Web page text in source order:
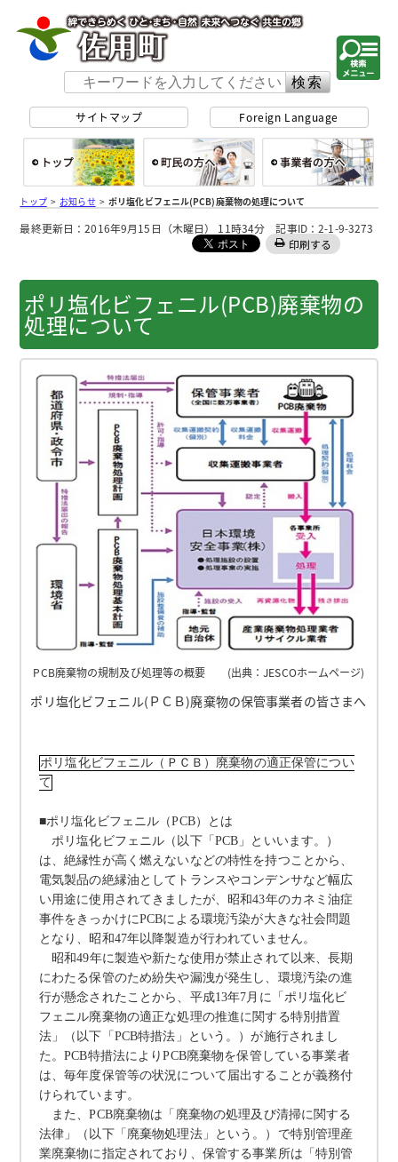
サイトマップ Foreign Language
総合トップ 町民の方へ
トップ> お知らせ>ポリ塩化ビフェニル(PCB)廃棄物の処理について
最終更新日：2016年9月15日（木曜日） 11時34分 記事ID：2-1-9-3273
印刷する
ポリ塩化ビフェニル(PCB)廃棄物の
処理について
PCB廃棄物の規制及び処理等の概要 (出典：JESCOホームページ)
ポリ塩化ビフェニル(ＰＣＢ)廃棄物の保管事業者の皆さまへ
ポリ塩化ビフェニル（ＰＣＢ）廃棄物の適正保管につい
て
■ポリ塩化ビフェニル（PCB）とは
ポリ塩化ビフェニル（以下「 PCB 」といいます。）
は、絶縁性が高く燃えないなどの特性を持つことから、
電気製品の絶縁油としてトランスやコンデンサなど幅広
い用途に使用されてきましたが、昭和43年のカネミ油症
事件をきっかけにPCBによる環境汚染が大きな社会問題
となり、昭和47年以降製造が行われていません。
昭和49年に製造や新たな使用が禁止されて以来、長期
にわたる保管のため紛失や漏洩が発生し、環境汚染の進
行が懸念されたことから、平成13年7月に「ポリ塩化ビ
フェニル廃棄物の適正な処理の推進に関する特別措置
法」（以下「 PCB特措法」という。）が施行されまし
た。PCB特措法によりPCB廃棄物を保管している事業者
は、毎年度保管等の状況について届出することが義務付
けられています。
また、PCB廃棄物は「廃棄物の処理及び清掃に関する
法律」（以下「廃棄物処理法」という。）で特別管理産
業廃棄物に指定されており、保管する事業所は「特別管